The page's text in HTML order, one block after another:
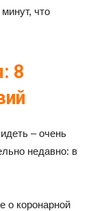
что
8
– очень
недавно: в
о коронарной